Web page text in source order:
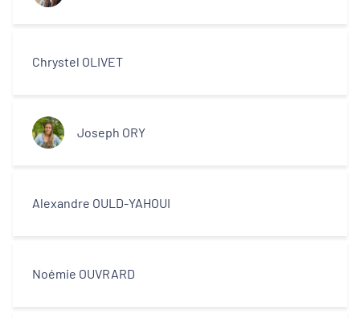
Chrystel OLIVET
Joseph ORY
Alexandre OULD-YAHOUI
Noémie OUVRARD